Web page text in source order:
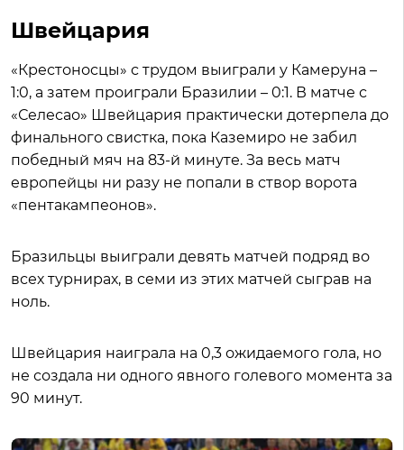
Швейцария
«Крестоносцы» с трудом выиграли у Камеруна –
1:0, а затем проиграли Бразилии – 0:1. В матче с
«Селесао» Швейцария практически дотерпела до
финального свистка, пока Каземиро не забил
победный мяч на 83-й минуте. За весь матч
европейцы ни разу не попали в створ ворота
«пентакампеонов».
Бразильцы выиграли девять матчей подряд во
всех турнирах, в семи из этих матчей сыграв на
ноль.
Швейцария наиграла на 0,3 ожидаемого гола, но
не создала ни одного явного голевого момента за
90 минут.